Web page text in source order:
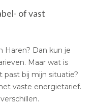
of vast
Haren? Dan kun je
Maar wat is
past bij mijn situatie?
vaste energietarief.